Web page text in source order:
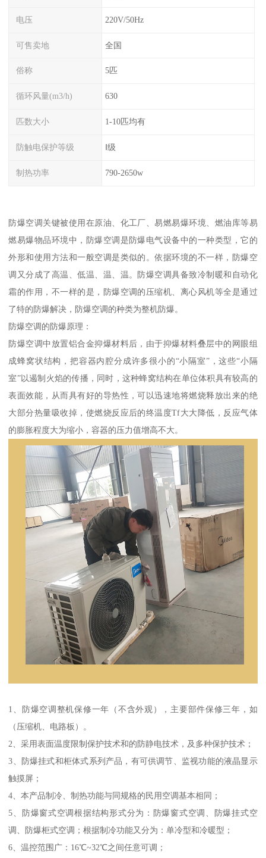
电压 220V/50Hz
可售卖地 全国
俗称 5匹
循环风量(m3/h) 630
匹数大小 1-10匹均有
防触电保护等级 Ⅰ级
制热功率 790-2650w
防爆空调关键被使用在原油、化工厂、易燃易爆环境、燃油库等易
燃易爆物品环境中，防爆空调是防爆电气设备中的一种类型，它的
外形和使用方法和一般空调是类似的。依据环境的不一样，防爆空
调又分成了高温、低温、温、温。防爆空调具备致冷制暖和自动化
霜的作用，不一样的是，防爆空调的压缩机、离心风机等全是通过
了特的防爆解决，防爆空调的种类为整机防爆。
防爆空调的防爆原理：
防爆空调中放置铝合金抑爆材料后，由于抑爆材料叠层中的网眼组
成蜂窝状结构，把容器内腔分成许多很小的“小隔室”，这些“小隔
室”以遏制火焰的传播，同时，这种蜂窝结构在单位体积具有较高的
表面效能，从而具有好的导热性，可以迅速地将燃烧释放出来的绝
大部分热量吸收掉，使燃烧反应后的终温度Tf大大降低，反应气体
的膨胀程度大为缩小，容器的压力值增高不大。
1、防爆空调整机保修一年（不含外观），主要部件保修三年，如
（压缩机、电路板）。
2、采用表面温度限制保护技术和的防静电技术，及多种保护技术；
3、防爆挂式和柜体式系列产品，有可供调节、监视功能的液晶显示
触摸屏；
4、本产品制冷、制热功能与同规格的民用空调基本相同；
5、防爆窗式空调根据结构形式分为：防爆窗式空调、防爆挂式空
调、防爆柜式空调；根据制冷功能又分为：单冷型和冷暖型；
6、温控范围广：16℃~32℃之间任意可调；